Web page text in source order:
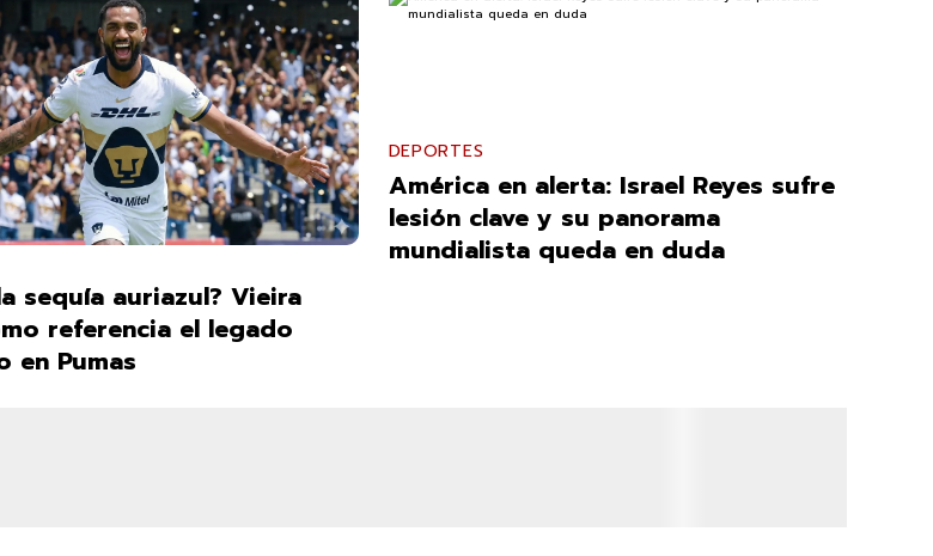
sequía auriazul? Vieira
referencia el legado
en Pumas
DEPORTES
América en alerta: Israel Reyes sufre
lesión clave y su panorama
mundialista queda en duda